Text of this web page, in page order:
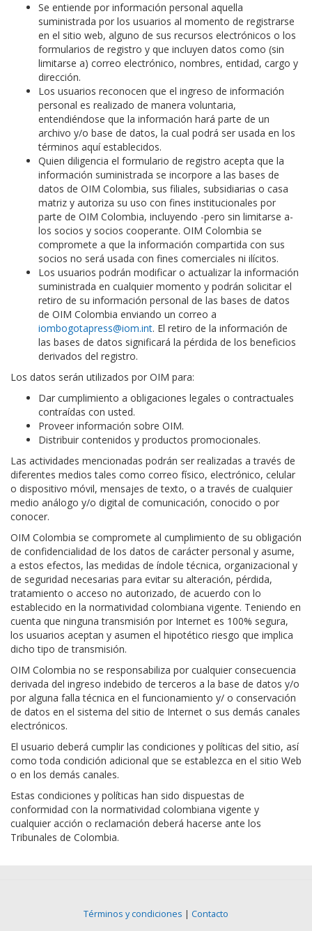
Se entiende por información personal aquella
suministrada por los usuarios al momento de registrarse
en el sitio web, alguno de sus recursos electrónicos o los
formularios de registro y que incluyen datos como (sin
limitarse a) correo electrónico, nombres, entidad, cargo y
dirección.
Los usuarios reconocen que el ingreso de información
personal es realizado de manera voluntaria,
entendiéndose que la información hará parte de un
archivo y/o base de datos, la cual podrá ser usada en los
términos aquí establecidos.
Quien diligencia el formulario de registro acepta que la
información suministrada se incorpore a las bases de
datos de OIM Colombia, sus filiales, subsidiarias o casa
matriz y autoriza su uso con fines institucionales por
parte de OIM Colombia, incluyendo -pero sin limitarse a-
los socios y socios cooperante. OIM Colombia se
compromete a que la información compartida con sus
socios no será usada con fines comerciales ni ilícitos.
Los usuarios podrán modificar o actualizar la información
suministrada en cualquier momento y podrán solicitar el
retiro de su información personal de las bases de datos
de OIM Colombia enviando un correo a
iombogotapress@iom.int. El retiro de la información de
las bases de datos significará la pérdida de los beneficios
derivados del registro.
Los datos serán utilizados por OIM para:
Dar cumplimiento a obligaciones legales o contractuales
contraídas con usted.
Proveer información sobre OIM.
Distribuir contenidos y productos promocionales.
Las actividades mencionadas podrán ser realizadas a través de
diferentes medios tales como correo físico, electrónico, celular
o dispositivo móvil, mensajes de texto, o a través de cualquier
medio análogo y/o digital de comunicación, conocido o por
conocer.
OIM Colombia se compromete al cumplimiento de su obligación
de confidencialidad de los datos de carácter personal y asume,
a estos efectos, las medidas de índole técnica, organizacional y
de seguridad necesarias para evitar su alteración, pérdida,
tratamiento o acceso no autorizado, de acuerdo con lo
establecido en la normatividad colombiana vigente. Teniendo en
cuenta que ninguna transmisión por Internet es 100% segura,
los usuarios aceptan y asumen el hipotético riesgo que implica
dicho tipo de transmisión.
OIM Colombia no se responsabiliza por cualquier consecuencia
derivada del ingreso indebido de terceros a la base de datos y/o
por alguna falla técnica en el funcionamiento y/ o conservación
de datos en el sistema del sitio de Internet o sus demás canales
electrónicos.
El usuario deberá cumplir las condiciones y políticas del sitio, así
como toda condición adicional que se establezca en el sitio Web
o en los demás canales.
Estas condiciones y políticas han sido dispuestas de
conformidad con la normatividad colombiana vigente y
cualquier acción o reclamación deberá hacerse ante los
Tribunales de Colombia.
Términos y condiciones | Contacto